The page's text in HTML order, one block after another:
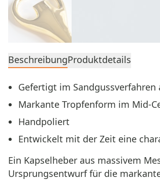
BeschreibungProduktdetails
Gefertigt im Sandgussverfahren
Markante Tropfenform im Mid-
Handpoliert
Entwickelt mit der Zeit eine
Ein Kapselheber aus massivem
Ursprungsentwurf für die